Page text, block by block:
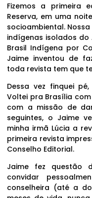
Fizemos a primeira
Reserva, em uma
socioambiental.
indígenas isolados do
Brasil Indígena por
Jaime inventou de
toda revista tem que
Dessa vez finquei
Voltei pra Brasília
com a missão de
seguintes, o Jaime
minha irmã Lúcia a
primeira revista
Conselho Editorial.
Jaime fez questão
convidar
conselheira (até a